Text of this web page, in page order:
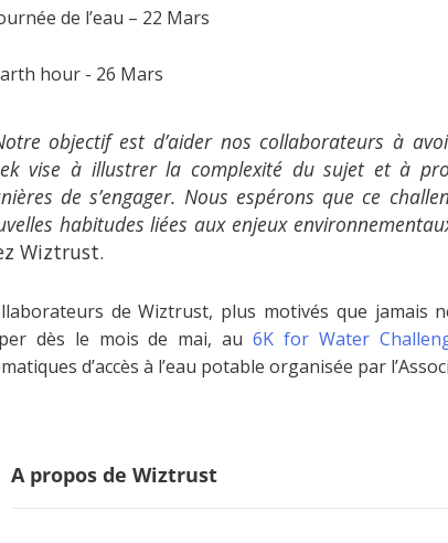
de l’eau – 22 Mars
hour - 26 Mars
objectif est d’aider nos collaborateurs à
vise à illustrer la complexité du sujet et à
de s’engager. Nous espérons que ce
habitudes liées aux enjeux
Wiztrust.
de Wiztrust, plus motivés que jamais
dès le mois de mai, au6K for Water
d’accès à l’eau potable organisée par
A propos de Wiztrust